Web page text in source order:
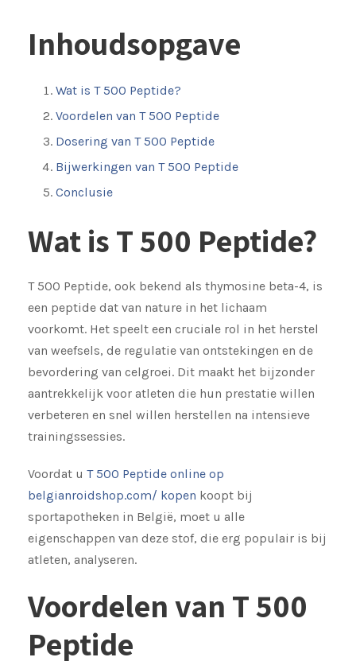
Inhoudsopgave
Wat is T 500 Peptide?
Voordelen van T 500 Peptide
Dosering van T 500 Peptide
Bijwerkingen van T 500 Peptide
Conclusie
Wat is T 500 Peptide?
T 500 Peptide, ook bekend als thymosine beta-4, is
een peptide dat van nature in het lichaam
voorkomt. Het speelt een cruciale rol in het herstel
van weefsels, de regulatie van ontstekingen en de
bevordering van celgroei. Dit maakt het bijzonder
aantrekkelijk voor atleten die hun prestatie willen
verbeteren en snel willen herstellen na intensieve
trainingssessies.
Voordat u T 500 Peptide online op
belgianroidshop.com/ kopen koopt bij
sportapotheken in België, moet u alle
eigenschappen van deze stof, die erg populair is bij
atleten, analyseren.
Voordelen van T 500
Peptide